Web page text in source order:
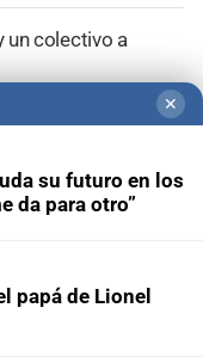
un colectivo a
hermanos
adolescente en
✕
su futuro en los
da para otro”
papá de Lionel